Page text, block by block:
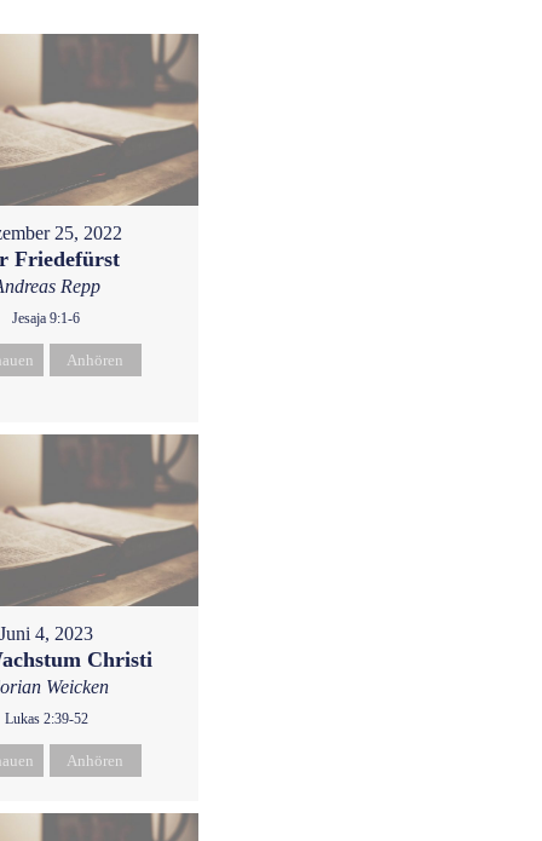
25, 2022
Friedefürst
Repp
Jesaja 9:1-6
Anhören
Juni 4, 2023
Christi
Weicken
Lukas 2:39-52
Anhören